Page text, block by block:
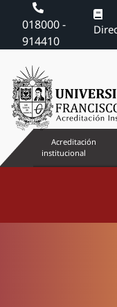
018000 -
914410
Acreditación
institucional